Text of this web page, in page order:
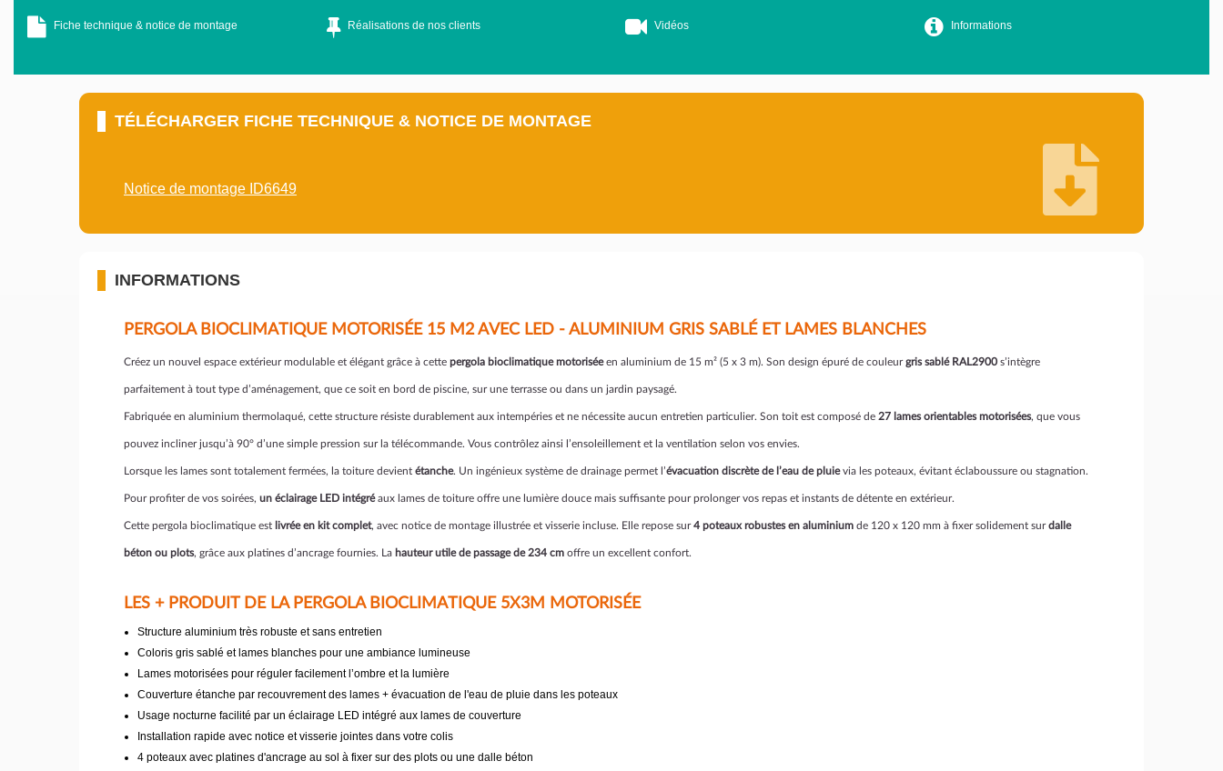
Fiche technique & notice de montage Réalisations de nos clients Vidéos Informations
TÉLÉCHARGER FICHE TECHNIQUE & NOTICE DE MONTAGE
Notice de montage ID6649
INFORMATIONS
PERGOLA BIOCLIMATIQUE MOTORISÉE 15 M2 AVEC LED - ALUMINIUM GRIS SABLÉ ET LAMES BLANCHES
Créez un nouvel espace extérieur modulable et élégant grâce à cette pergola bioclimatique motoriséeen aluminium de 15 m² (5 x 3 m). Son design épuré de couleurgris sablé RAL2900 s’intègre
parfaitement à tout type d’aménagement, que ce soit en bord de piscine, sur une terrasse ou dans un jardin paysagé.
Fabriquée en aluminium thermolaqué, cette structure résiste durablement aux intempéries et ne nécessite aucun entretien particulier. Son toit est composé de 27 lames orientables motorisées, que vous
pouvez incliner jusqu’à 90° d’une simple pression sur la télécommande. Vous contrôlez ainsi l’ensoleillement et la ventilation selon vos envies.
Lorsque les lames sont totalement fermées, la toiture devient étanche. Un ingénieux système de drainage permet l’évacuation discrète de l’eau de pluievia les poteaux, évitant éclaboussure ou stagnation.
Pour profiter de vos soirées, un éclairage LED intégréaux lames de toiture offre une lumière douce mais suffisante pour prolonger vos repas et instants de détente en extérieur.
Cette pergola bioclimatique est livrée en kit complet, avec notice de montage illustrée et visserie incluse. Elle repose sur4 poteaux robustes en aluminium de 120 x 120 mm à fixer solidement surdalle
béton ou plots, grâce aux platines d’ancrage fournies. La hauteur utile de passage de 234 cm offre un excellent confort.
LES + PRODUIT DE LA PERGOLA BIOCLIMATIQUE 5X3M MOTORISÉE
Structure aluminium très robuste et sans entretien
Coloris gris sablé et lames blanches pour une ambiance lumineuse
Lames motorisées pour réguler facilement l’ombre et la lumière
Couverture étanche par recouvrement des lames + évacuation de l'eau de pluie dans les poteaux
Usage nocturne facilité par un éclairage LED intégré aux lames de couverture
Installation rapide avec notice et visserie jointes dans votre colis
4 poteaux avec platines d'ancrage au sol à fixer sur des plots ou une dalle béton